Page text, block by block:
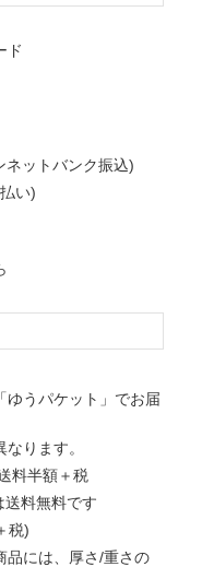
ド
ットバンク振込)
い)
ゆうパケット」でお届
ります。
料半額＋税
料無料です
税)
には、厚さ/重さの